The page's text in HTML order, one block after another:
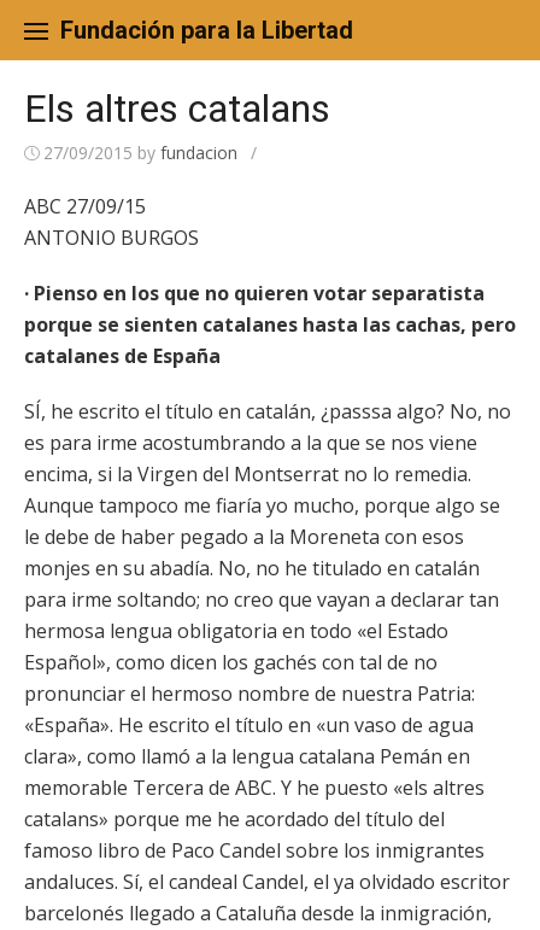
content
Fundación para la Libertad
Els altres catalans
27/09/2015 by fundacion /
ABC 27/09/15
ANTONIO BURGOS
· Pienso en los que no quieren votar separatista
porque se sienten catalanes hasta las cachas, pero
catalanes de España
SÍ, he escrito el título en catalán, ¿passsa algo? No, no
es para irme acostumbrando a la que se nos viene
encima, si la Virgen del Montserrat no lo remedia.
Aunque tampoco me fiaría yo mucho, porque algo se
le debe de haber pegado a la Moreneta con esos
monjes en su abadía. No, no he titulado en catalán
para irme soltando; no creo que vayan a declarar tan
hermosa lengua obligatoria en todo «el Estado
Español», como dicen los gachés con tal de no
pronunciar el hermoso nombre de nuestra Patria:
«España». He escrito el título en «un vaso de agua
clara», como llamó a la lengua catalana Pemán en
memorable Tercera de ABC. Y he puesto «els altres
catalans» porque me he acordado del título del
famoso libro de Paco Candel sobre los inmigrantes
andaluces. Sí, el candeal Candel, el ya olvidado escritor
barcelonés llegado a Cataluña desde la inmigración,